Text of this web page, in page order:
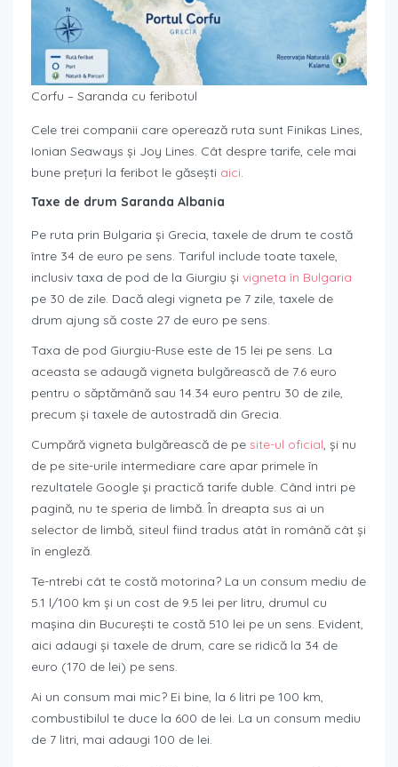
Corfu – Saranda cu feribotul
Cele trei companii care operează ruta sunt Finikas Lines,
Ionian Seaways și Joy Lines. Cât despre tarife, cele mai
bune prețuri la feribot le găsești aici.
Taxe de drum Saranda Albania
Pe ruta prin Bulgaria și Grecia, taxele de drum te costă
între 34 de euro pe sens. Tariful include toate taxele,
inclusiv taxa de pod de la Giurgiu și vigneta în Bulgaria
pe 30 de zile. Dacă alegi vigneta pe 7 zile, taxele de
drum ajung să coste 27 de euro pe sens.
Taxa de pod Giurgiu-Ruse este de 15 lei pe sens. La
aceasta se adaugă vigneta bulgărească de 7.6 euro
pentru o săptămână sau 14.34 euro pentru 30 de zile,
precum și taxele de autostradă din Grecia.
Cumpără vigneta bulgărească de pe site-ul oficial, și nu
de pe site-urile intermediare care apar primele în
rezultatele Google și practică tarife duble. Când intri pe
pagină, nu te speria de limbă. În dreapta sus ai un
selector de limbă, siteul fiind tradus atât în română cât și
în engleză.
Te-ntrebi cât te costă motorina? La un consum mediu de
5.1 l/100 km și un cost de 9.5 lei per litru, drumul cu
mașina din București te costă 510 lei pe un sens. Evident,
aici adaugi și taxele de drum, care se ridică la 34 de
euro (170 de lei) pe sens.
Ai un consum mai mic? Ei bine, la 6 litri pe 100 km,
combustibilul te duce la 600 de lei. La un consum mediu
de 7 litri, mai adaugi 100 de lei.